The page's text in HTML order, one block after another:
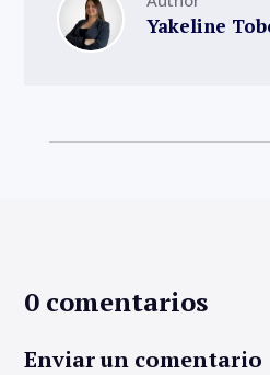
Yakeline
0 comentarios
Enviar un comentario